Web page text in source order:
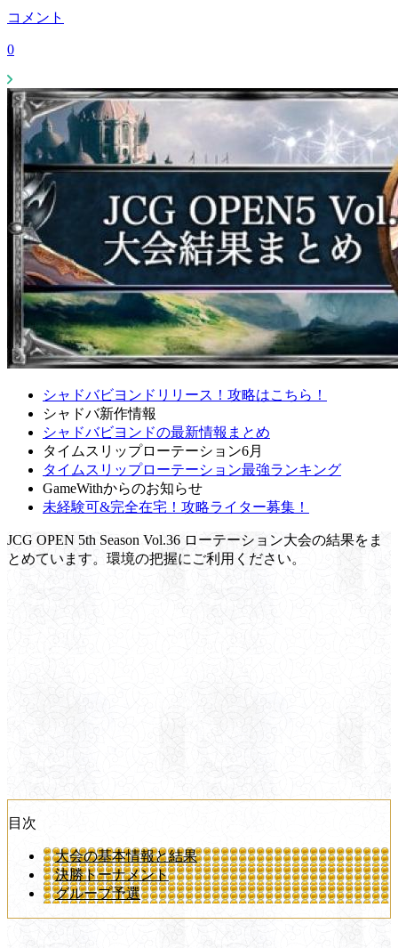
コメント
0
シャドバビヨンドリリース！攻略はこちら！
シャドバ新作情報
シャドバビヨンドの最新情報まとめ
タイムスリップローテーション6月
タイムスリップローテーション最強ランキング
GameWithからのお知らせ
未経験可&完全在宅！攻略ライター募集！
JCG OPEN 5th Season Vol.36 ローテーション大会の結果をま
とめています。環境の把握にご利用ください。
目次
大会の基本情報と結果
決勝トーナメント
グループ予選